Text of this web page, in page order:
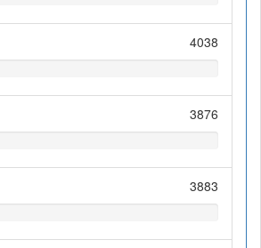
4038
3876
3883